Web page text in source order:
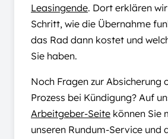
Leasingende. Dort erklären
Schritt, wie die Übernahme
das Rad dann kostet und
Sie haben.
Noch Fragen zur Absicherung
Prozess bei Kündigung? Auf
Arbeitgeber-Seite können Sie
unseren Rundum-Service und